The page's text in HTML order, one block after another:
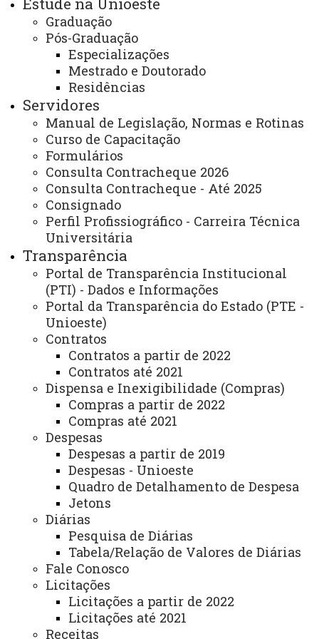
Graduação
Pós-Graduação
Especializações
Mestrado e Doutorado
Residências
Servidores
Manual de Legislação, Normas e Rotinas
Curso de Capacitação
Formulários
Consulta Contracheque 2026
Consulta Contracheque - Até 2025
Consignado
Perfil Profissiográfico - Carreira Técnica
Universitária
Transparência
Portal de Transparência Institucional
(PTI) - Dados e Informações
Portal da Transparência do Estado (PTE -
Unioeste)
Contratos
Contratos a partir de 2022
Contratos até 2021
Dispensa e Inexigibilidade (Compras)
Compras a partir de 2022
Compras até 2021
Despesas
Despesas a partir de 2019
Despesas - Unioeste
Quadro de Detalhamento de Despesa
Jetons
Diárias
Pesquisa de Diárias
Tabela/Relação de Valores de Diárias
Fale Conosco
Licitações
Licitações a partir de 2022
Licitações até 2021
Receitas
discente é acompanhado pelo orientador e pelo
professor responsável da disciplina do estágio;
Durante todo o período do curso os discentes são
supervisionados e recebem orientações, por parte do
coordenador e da assistente, sobre seus prazos e suas
obrigações para poder concluir o curso.
E-mail:
toledo.mestradoambientais@unioeste.br
Telefone:(45) 3379-7000 – ramal 7173
Página Eletrônica:
www5.unioeste.br/portalunioeste/pos/ppgca
Endereço para atendimento presencial e
correspondência:
UNIOESTE – Bloco B3 – 1º Andar- Sala 204
- Setor PPGCA
Rua Guaíra, 3141 - Jardim Santa Maria, CEP 85.903-220,
Toledo – Paraná.
Dias e horários de Atendimento:
Segunda-feira a sexta-feira das 7h15 às 11h45 e
das 13h30 às 17h00
ATUALIZAÇÃO MAIS RECENTE: 02 DE MAIO DE 2024
ACESSOS: 1054
Você está aqui:Unioeste
Carta de Serviços
Campus de Toledo - Carta de Serviços
Lista de Itens de Toledo
Programa de Pós-Graduação em Ciências
Ambientais – PPGCA